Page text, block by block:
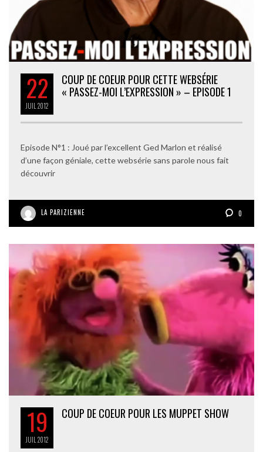
22
JUIL 2012
COUP DE COEUR POUR CETTE WEBSÉRIE
« PASSEZ-MOI L’EXPRESSION » – EPISODE 1
Episode N°1 : Joué par l’excellent Ged Marlon et réalisé
d’une façon géniale, cette websérie sans parole nous fait
découvrir
LA PARIZIENNE 0
19
JUIL 2012
COUP DE COEUR POUR LES MUPPET SHOW